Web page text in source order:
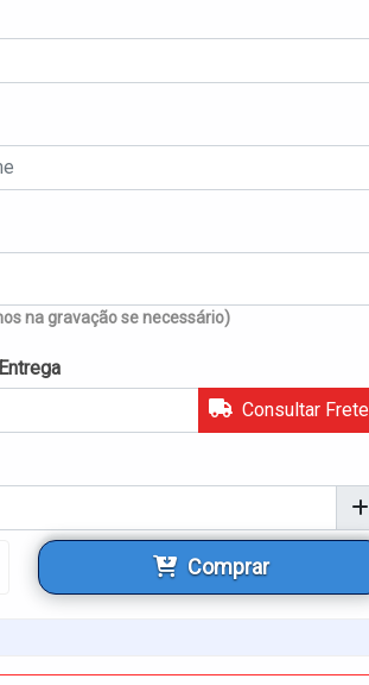
na gravação se necessário)
Consultar Frete
Comprar